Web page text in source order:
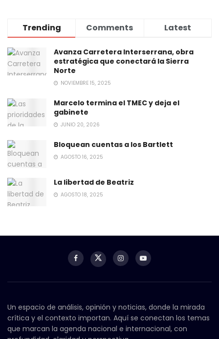
Trending Comments Latest
Avanza Carretera Interserrana, obra
estratégica que conectará la Sierra
Norte
NOVIEMBRE 15, 2025
Marcelo termina el TMEC y deja el
gabinete
JUNIO 20, 2026
Bloquean cuentas a los Bartlett
AGOSTO 16, 2025
La libertad de Beatriz
AGOSTO 18, 2025
Un espacio de análisis, opinión y noticias, donde la mirada
crítica y el contexto importan. Aquí se conectan los temas
que marcan la agenda nacional e internacional, con